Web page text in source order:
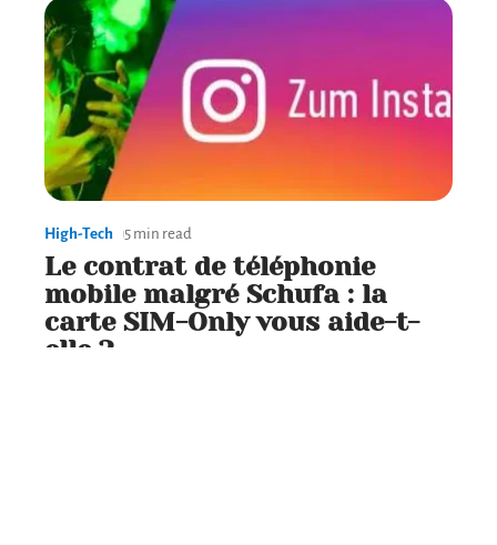
High-Tech 5 min read
Le contrat de téléphonie
mobile malgré Schufa : la
carte SIM-Only vous aide-t-
elle ?